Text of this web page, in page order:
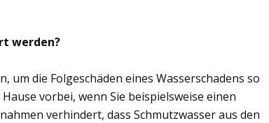
werden?
die Folgeschäden eines Wasserschadens so
vorbei, wenn Sie beispielsweise einen
verhindert, dass Schmutzwasser aus den